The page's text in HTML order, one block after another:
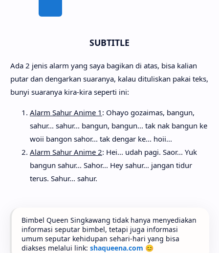
SUBTITLE
Ada 2 jenis alarm yang saya bagikan di atas, bisa kalian
putar dan dengarkan suaranya, kalau dituliskan pakai teks,
bunyi suaranya kira-kira seperti ini:
Alarm Sahur Anime 1 : Ohayo gozaimas, bangun,
sahur... sahur... bangun, bangun... tak nak bangun ke
woii bangon sahor... tak dengar ke... hoii...
Alarm Sahur Anime 2: Hei... udah pagi. Saor... Yuk
bangun sahur... Sahor... Hey sahur... jangan tidur
terus. Sahur... sahur.
Bimbel Queen Singkawang tidak hanya menyediakan
informasi seputar bimbel, tetapi juga informasi
umum seputar kehidupan sehari-hari yang bisa
diakses melalui link: shaqueena.com 😊